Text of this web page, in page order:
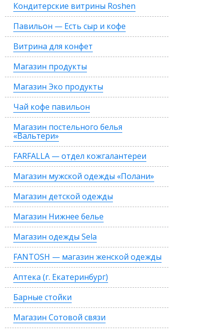
Кондитерские витрины Roshen
Павильон — Есть сыр и кофе
Витрина для конфет
Магазин продукты
Магазин Эко продукты
Чай кофе павильон
Магазин постельного белья
«Вальтери»
FARFALLA — отдел кожгалантереи
Магазин мужской одежды «Полани»
Магазин детской одежды
Магазин Нижнее белье
Магазин одежды Sela
FANTOSH — магазин женской одежды
Аптека (г. Екатеринбург)
Барные стойки
Магазин Сотовой связи